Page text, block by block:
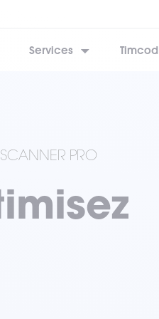
Services Timcod
SCANNER PRO